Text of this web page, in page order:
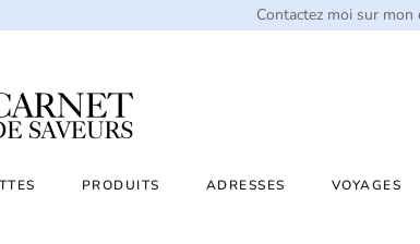
Contactez moi sur mon
PRODUITS ADRESSES VOYAGES